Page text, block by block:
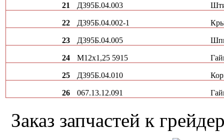
21 Д395Б.04.003
22 Д395Б.04.002-1
23 Д395Б.04.005
24 М12х1,25 5915
25 Д395Б.04.010
26 067.13.12.091
Заказ запчастей к